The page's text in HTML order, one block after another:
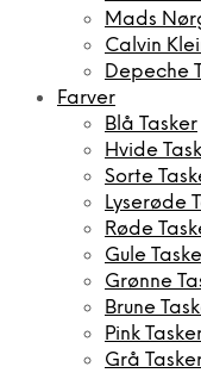
Mads
Calvin
Depeche
Farver
Blå Tasker
Hvide
Sorte
Lyserøde
Røde
Gule
Grønne
Brune
Pink
Grå